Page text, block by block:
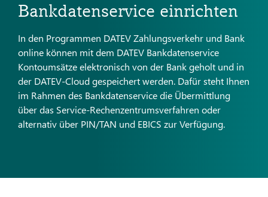
Bankdatenservice einrichten
In den Programmen DATEV Zahlungsverkehr und Bank
online können mit dem DATEV Bankdatenservice
Kontoumsätze elektronisch von der Bank geholt und in
der DATEV-Cloud gespeichert werden. Dafür steht Ihnen
im Rahmen des Bankdatenservice die Übermittlung
über das Service-Rechenzentrumsverfahren oder
alternativ über PIN/TAN und EBICS zur Verfügung.